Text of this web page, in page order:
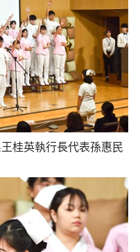
桂英執行長代表孫惠民